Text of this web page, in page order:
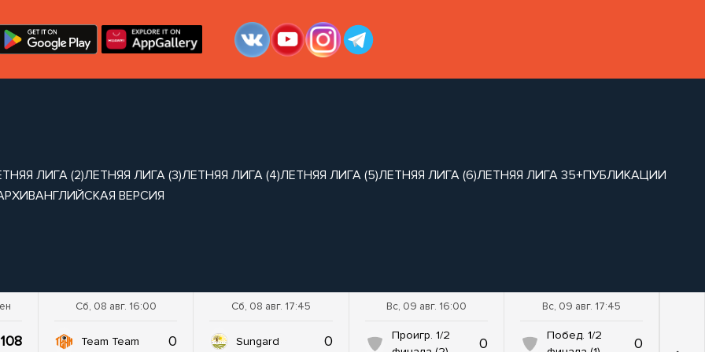
ЛИГА (2)ЛЕТНЯЯ ЛИГА (3)ЛЕТНЯЯ ЛИГА (4)ЛЕТНЯЯ ЛИГА (5)ЛЕТНЯЯ ЛИГА (6)ЛЕТНЯЯ ЛИГА 35+ПУБЛИКАЦИИ
АНГЛИЙСКАЯ ВЕРСИЯ
108
Сб, 08 авг. 16:00
Team Team 0
Сб, 08 авг. 17:45
Sungard 0
Вс, 09 авг. 16:00
Проигр. 1/2
0
Вс, 09 авг. 17:45
Побед. 1/2
0